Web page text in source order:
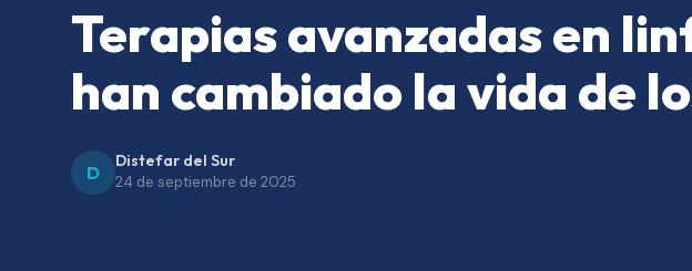
Terapias avanzadas en
han cambiado la vida de
D
Distefar del Sur
24 de septiembre de 2025